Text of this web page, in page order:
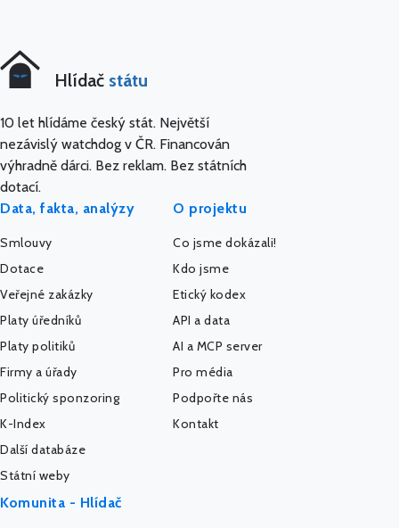
Hlídač státu
10 let hlídáme český stát. Největší
nezávislý watchdog v ČR. Financován
výhradně dárci. Bez reklam. Bez státních
dotací.
Data, fakta, analýzy
Smlouvy
Dotace
Veřejné zakázky
Platy úředníků
Platy politiků
Firmy a úřady
Politický sponzoring
K-Index
Další databáze
Státní weby
O projektu
Co jsme dokázali!
Kdo jsme
Etický kodex
API a data
AI a MCP server
Pro média
Podpořte nás
Kontakt
Komunita - Hlídač